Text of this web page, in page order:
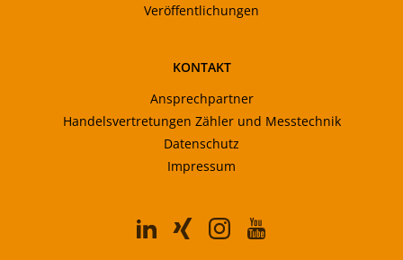
Veröffentlichungen
KONTAKT
Ansprechpartner
Handelsvertretungen Zähler und Messtechnik
Datenschutz
Impressum